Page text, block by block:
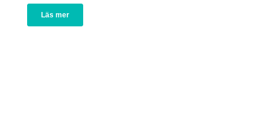
Läs mer